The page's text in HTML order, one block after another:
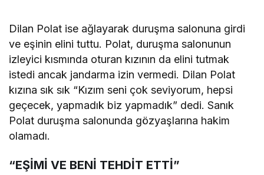
Dilan Polat ise ağlayarak duruşma salonuna girdi
ve eşinin elini tuttu. Polat, duruşma salonunun
izleyici kısmında oturan kızının da elini tutmak
istedi ancak jandarma izin vermedi. Dilan Polat
kızına sık sık “Kızım seni çok seviyorum, hepsi
geçecek, yapmadık biz yapmadık” dedi. Sanık
Polat duruşma salonunda gözyaşlarına hakim
olamadı.
“EŞİMİ VE BENİ TEHDİT ETTİ”